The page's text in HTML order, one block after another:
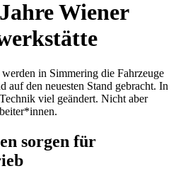
Wiener
in Simmering die Fahrzeuge
auf den neuesten Stand gebracht. In
viel geändert. Nicht aber
sorgen für